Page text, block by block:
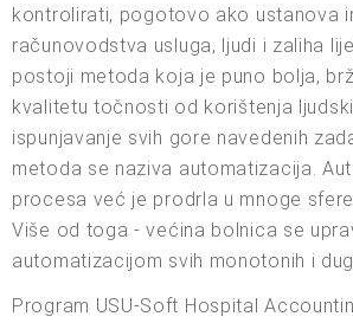
kontrolirati, pogotovo ako ustanova
računovodstva usluga, ljudi i zaliha
postoji metoda koja je puno bolja,
kvalitetu točnosti od korištenja
ispunjavanje svih gore navedenih
metoda se naziva automatizacija.
procesa već je prodrla u mnoge
Više od toga - većina bolnica se
automatizacijom svih monotonih i
Program USU-Soft Hospital